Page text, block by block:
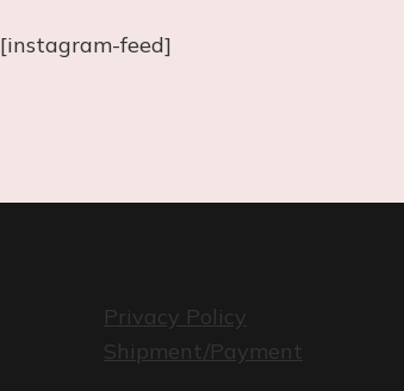
[instagram-feed]
Privacy Policy
Shipment/Payment